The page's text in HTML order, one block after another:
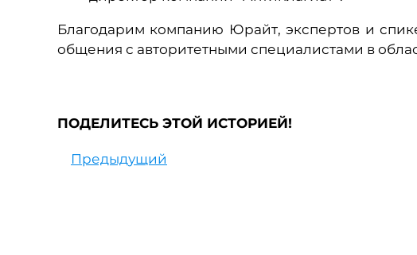
Благодарим компанию Юрайт, экспертов и
общения с авторитетными специалистами в
ПОДЕЛИТЕСЬ ЭТОЙ ИСТОРИЕЙ!
Предыдущий